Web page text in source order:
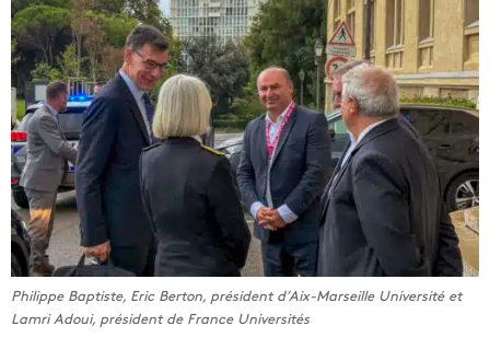
Philippe Baptiste, Eric Berton, président d’Aix-Marseille Université et
Lamri Adoui, président de France Universités